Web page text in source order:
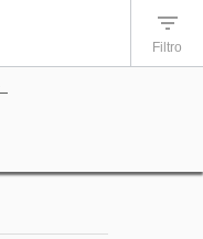
Filtro